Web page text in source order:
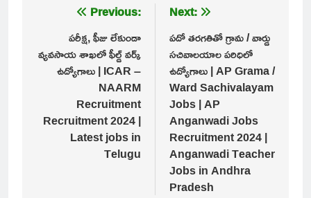
navigation
Previous:
పరీక్ష, ఫీజు లేకుండా
వ్యవసాయ శాఖలో ఫీల్డ్ వర్క్
ఉద్యోగాలు | ICAR –
NAARM
Recruitment
Recruitment 2024 |
Latest jobs in
Telugu
Next:
పదో తరగతితో గ్రామ / వార్డు
సచివాలయాల పరిధిలో
ఉద్యోగాలు | AP Grama /
Ward Sachivalayam
Jobs | AP
Anganwadi Jobs
Recruitment 2024 |
Anganwadi Teacher
Jobs in Andhra
Pradesh